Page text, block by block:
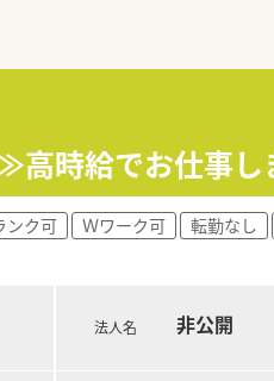
高時給でお仕事
ンク可 Ｗワーク可 転勤なし
法人名 非公開